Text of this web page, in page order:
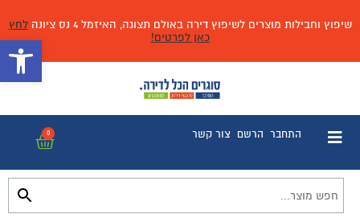
שיפוץ וחבילות מוצרים לשיפוץ דירה באולם תצוגה, האיזמל 4 נס ציונה
לחץ
כאן לפרטים!
התחבר הרשם צור קשר 0